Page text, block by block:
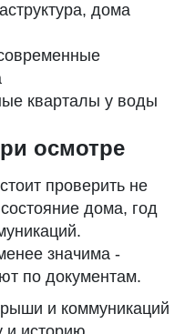
дома
кварталы у воды
осмотре
проверить не
дома, год
значима -
по документам.
и коммуникаций